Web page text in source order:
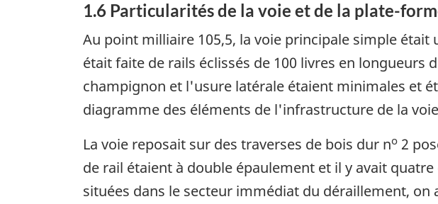
1.6 Particularités de la voie et de la plate-
Au point milliaire 105,5, la voie principale simple était
était faite de rails éclissés de 100 livres en longueurs
champignon et l'usure latérale étaient minimales et
diagramme des éléments de l'infrastructure de la
La voie reposait sur des traverses de bois dur no 2
de rail étaient à double épaulement et il y avait
situées dans le secteur immédiat du déraillement,